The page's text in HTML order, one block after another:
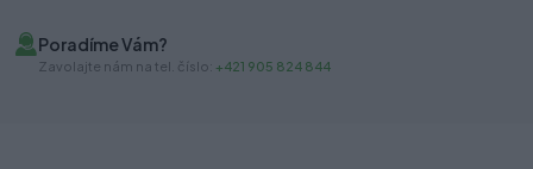
Poradíme Vám?
Zavolajte nám na tel. číslo: +421 905 824 844